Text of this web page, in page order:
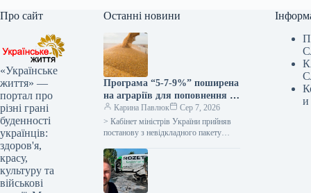
Про сайт
«Українське
життя» —
портал про
різні грані
буденності
українців:
здоров'я,
красу,
культуру та
військові
Останні новини
Програма “5-7-9%” поширена
на аграріїв для поповнення їх
оборотних коштів –
Корецький
Карина Павлюк
Сер 7, 2026
> Кабінет міністрів України прийняв
постанову з невідкладного пакету
сільгоспвиробникам у зв’язку з
російськими атаками в Чорному
морі…
и